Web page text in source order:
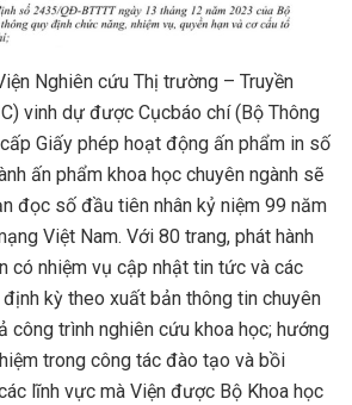
Nghiên cứu Thị trường – Truyền
vinh dự được Cụcbáo chí (Bộ Thông
Giấy phép hoạt động ấn phẩm in số
ấn phẩm khoa học chuyên ngành sẽ
đọc số đầu tiên nhân kỷ niệm 99 năm
Việt Nam. Với 80 trang, phát hành
có nhiệm vụ cập nhật tin tức và các
kỳ theo xuất bản thông tin chuyên
công trình nghiên cứu khoa học; hướng
trong công tác đào tạo và bồi
lĩnh vực mà Viện được Bộ Khoa học